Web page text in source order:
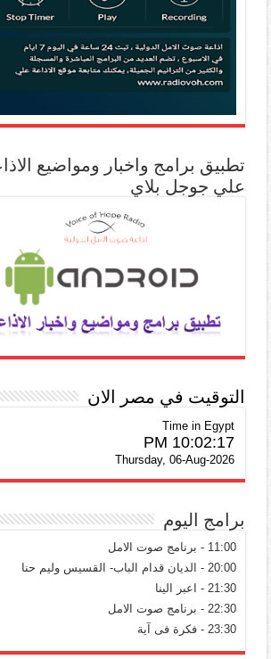
تطبيق برامج واخبار ومواضيع
علي جوجل بلاي
التوقيت في مصر الان
Time in Egypt
10:02:18 PM
Thursday, 06-Aug-2026
برامج اليوم
11:00 - برنامج صوت الامل
20:00 - الديان قدام الباب- القسيس وليم حنا
21:30 - اعبر الينا
22:30 - برنامج صوت الامل
23:30 - فكرة فى آية